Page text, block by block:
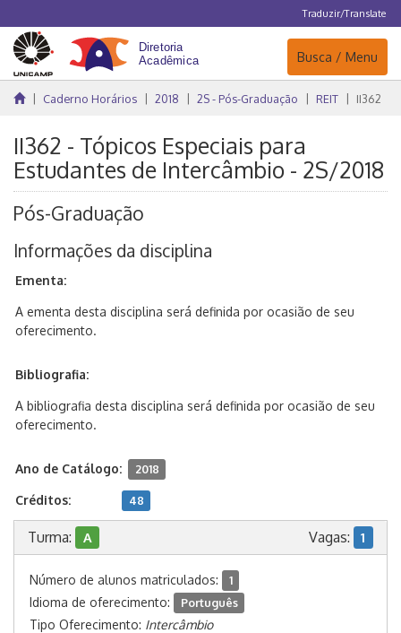
Traduzir/Translate
Navegação
Busca / Menu
Caderno Horários 2018 2S - Pós-Graduação REIT II362
II362 - Tópicos Especiais para
Estudantes de Intercâmbio - 2S/2018
Pós-Graduação
Informações da disciplina
Ementa:
A ementa desta disciplina será definida por ocasião de seu
oferecimento.
Bibliografia:
A bibliografia desta disciplina será definida por ocasião de seu
oferecimento.
Ano de Catálogo: 2018
Créditos: 48
Turma: A Vagas: 1
Número de alunos matriculados: 1
Idioma de oferecimento: Português
Tipo Oferecimento: Intercâmbio